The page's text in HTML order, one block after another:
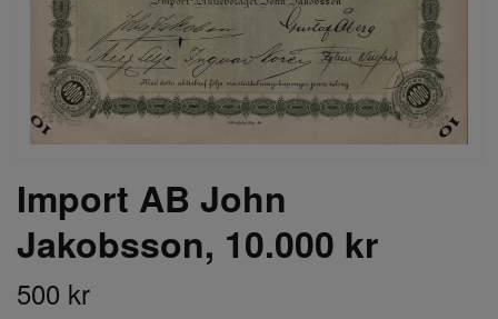
Import AB John
Jakobsson, 10.000 kr
500 kr